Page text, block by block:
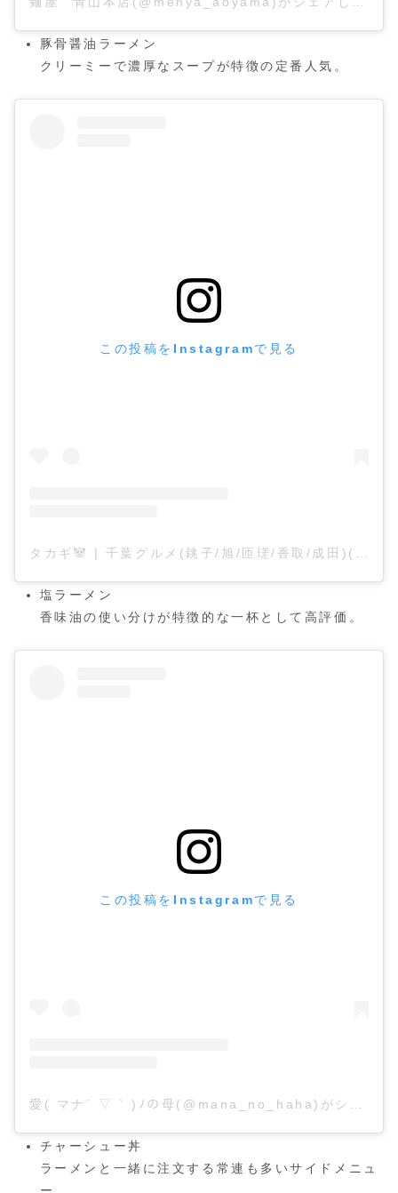
豚骨醤油ラーメン
クリーミーで濃厚なスープが特徴の定番人気。
この投稿をInstagramで見る
タカギ🐼 | 千葉グルメ(銚子/旭/匝瑳/香取/成田)(@tkg___food29)がシェアした投稿
塩ラーメン
香味油の使い分けが特徴的な一杯として高評価。
この投稿をInstagramで見る
愛( マナ´ ▽ ` )ﾉの母(@mana_no_haha)がシェアした投稿
チャーシュー丼
ラーメンと一緒に注文する常連も多いサイドメニュ